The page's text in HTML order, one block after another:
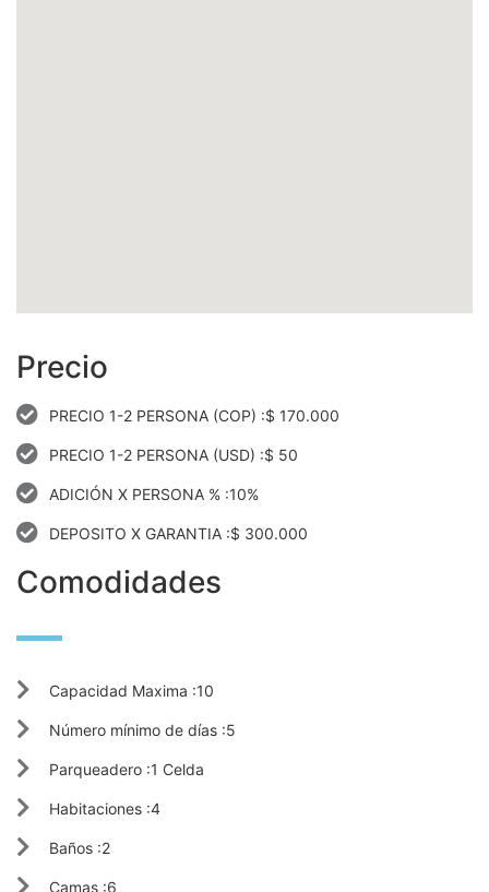
Precio
PRECIO 1-2 PERSONA (COP) :$ 170.000
PRECIO 1-2 PERSONA (USD) :$ 50
ADICIÓN X PERSONA % :10%
DEPOSITO X GARANTIA :$ 300.000
Comodidades
Capacidad Maxima :10
Número mínimo de días :5
Parqueadero :1 Celda
Habitaciones :4
Baños :2
Camas :6